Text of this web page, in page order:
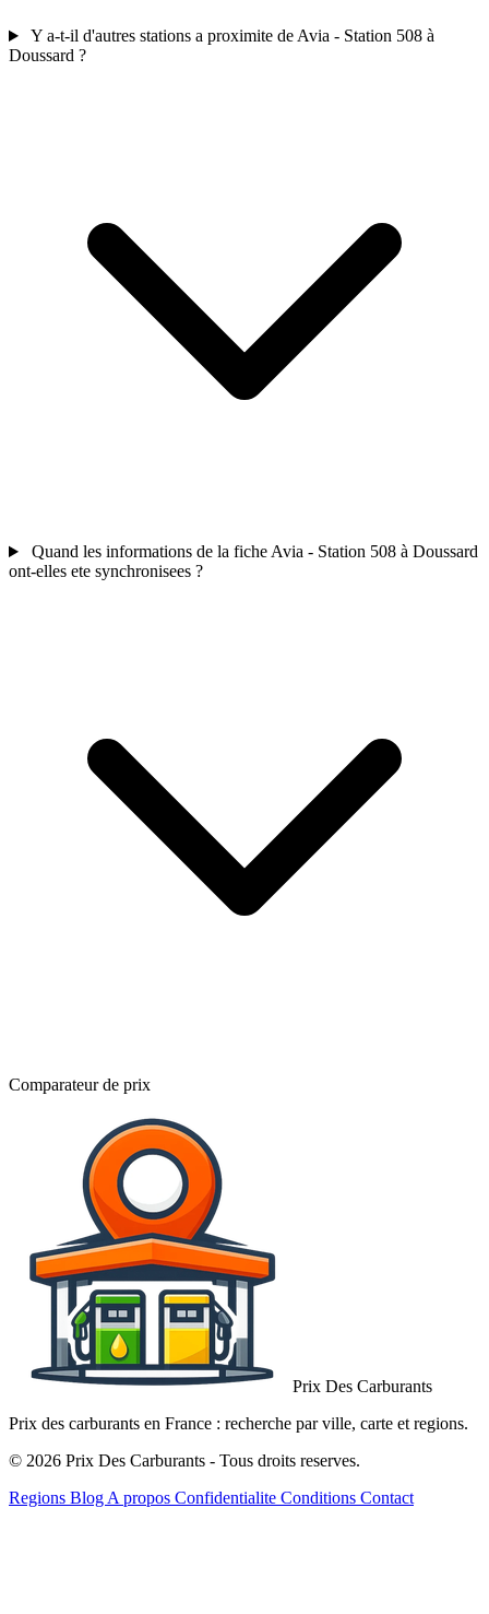
Y a-t-il d'autres stations a proximite de Avia - Station 508 à
Doussard ?
Quand les informations de la fiche Avia - Station 508 à Doussard
ont-elles ete synchronisees ?
Comparateur de prix
Prix Des Carburants
Prix des carburants en France : recherche par ville, carte et regions.
© 2026 Prix Des Carburants - Tous droits reserves.
Regions Blog A propos Confidentialite Conditions Contact